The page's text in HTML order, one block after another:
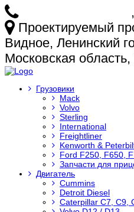
,
Проектируемый
Видное, Ленинский
Московская
Грузовики
Mack
Volvo
Sterling
International
Freightliner
Kenworth &
Ford F250, F650,
Запчасти для
Двигатель
Cummins
Detroit Diesel
Caterpillar C7, C9,